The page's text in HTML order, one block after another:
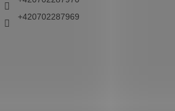
+420702287969